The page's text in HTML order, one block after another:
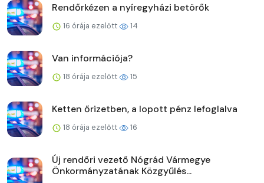
Rendőrkézen a nyíregyházi betörők
16 órája ezelőtt 14
Van információja?
18 órája ezelőtt 15
Ketten őrizetben, a lopott pénz lefoglalva
18 órája ezelőtt 16
Új rendőri vezető Nógrád Vármegye
Önkormányzatának Közgyűlés...